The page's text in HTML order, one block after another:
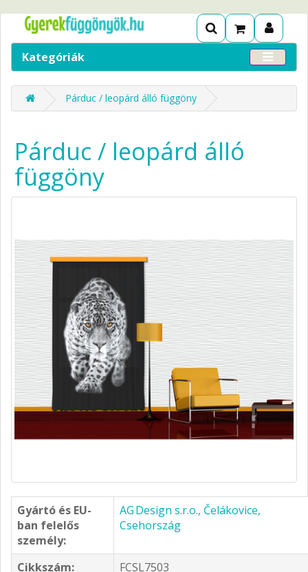
Kategóriák
Párduc / leopárd álló függöny
Párduc / leopárd álló
függöny
Gyártó és EU-
ban felelős
személy:
AG Design s.r.o., Čelákovice,
Csehország
Cikkszám:
FCSL7503